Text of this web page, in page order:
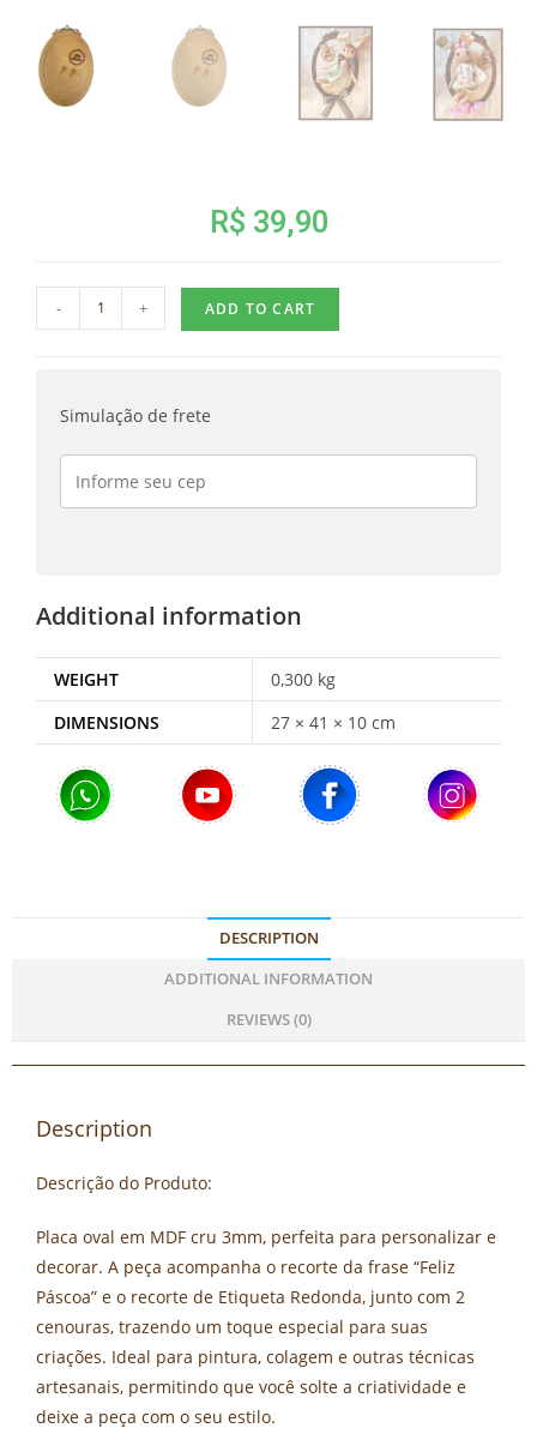
R$ 39,90
- + ADD TO CART
Simulação de frete
Additional information
WEIGHT
0,300 kg
DIMENSIONS
27 × 41 × 10 cm
DESCRIPTION
ADDITIONAL INFORMATION
REVIEWS (0)
Description
Descrição do Produto:
Placa oval em MDF cru 3mm, perfeita para personalizar e
decorar. A peça acompanha o recorte da frase “Feliz
Páscoa” e o recorte de Etiqueta Redonda, junto com 2
cenouras, trazendo um toque especial para suas
criações. Ideal para pintura, colagem e outras técnicas
artesanais, permitindo que você solte a criatividade e
deixe a peça com o seu estilo.